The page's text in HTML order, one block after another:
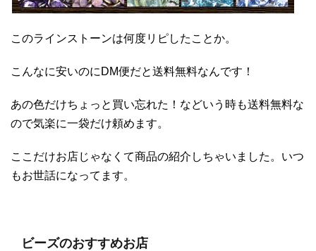
このラインストーンは何度リピしたことか。
こんなに安いのにDM便だと送料無料なんです！
あの色だけちょっと買い忘れた！などいう時も送料無料な
ので気楽に一袋だけ頼めます。
ここだけお店じゃなくて商品の紹介しちゃいました。いつ
もお世話になってます。
ビーズのおすすめお店